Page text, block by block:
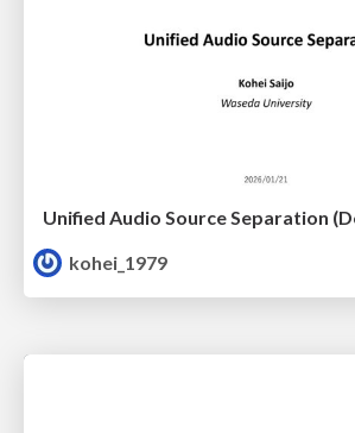
Unified Audio Source Separation
kohei_1979